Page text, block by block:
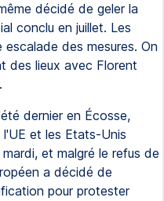
décidé de geler la
conclu en juillet. Les
des mesures. On
des lieux avec Florent
dernier en Écosse,
et les Etats-Unis
et malgré le refus de
a décidé de
pour protester